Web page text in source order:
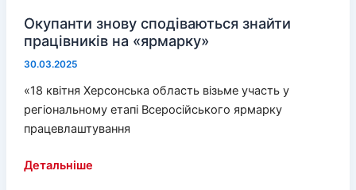
Окупанти знову сподіваються знайти
працівників на «ярмарку»
30.03.2025
«18 квітня Херсонська область візьме участь у
регіональному етапі Всеросійського ярмарку
працевлаштування
Окупанти
Детальніше